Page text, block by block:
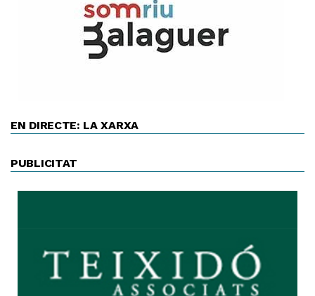
EN DIRECTE: LA XARXA
PUBLICITAT